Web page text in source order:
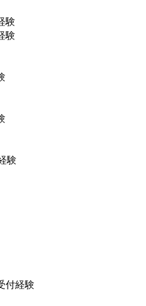
験
験
験
付経験